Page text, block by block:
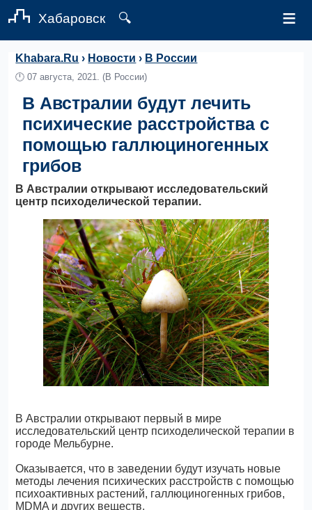
Хабаровск 🔍 ≡
Khabara.Ru › Новости › В России
🕛07 августа, 2021. (В России)
В Австралии будут лечить
психические расстройства с
помощью галлюциногенных
грибов
В Австралии открывают исследовательский
центр психоделической терапии.
В Австралии открывают первый в мире
исследовательский центр психоделической терапии в
городе Мельбурне.
Оказывается, что в заведении будут изучать новые
методы лечения психических расстройств с помощью
психоактивных растений, галлюциногенных грибов,
MDMA и других веществ.